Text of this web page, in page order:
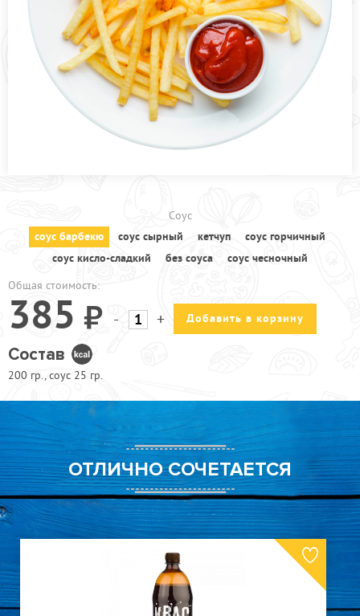
ПРОЧЕЕ
ПИЦЦЕРИЯ
АКЦИИ
Соус
соус барбекю
соус сырный кетчуп
соус горчичный
соус кисло-сладкий
без cоуса
соус чесночный
Общая стоимость:
385 - + Добавить в корзину
Состав
200 гр., соус 25 гр.
ОТЛИЧНО СОЧЕТАЕТСЯ